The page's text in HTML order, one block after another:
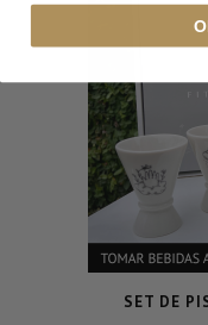
SET DE